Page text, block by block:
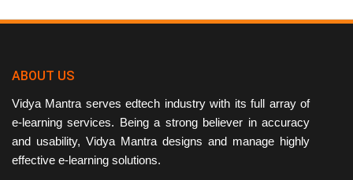
ABOUT US
Vidya Mantra serves edtech industry with its full array of
e-learning services. Being a strong believer in accuracy
and usability, Vidya Mantra designs and manage highly
effective e-learning solutions.